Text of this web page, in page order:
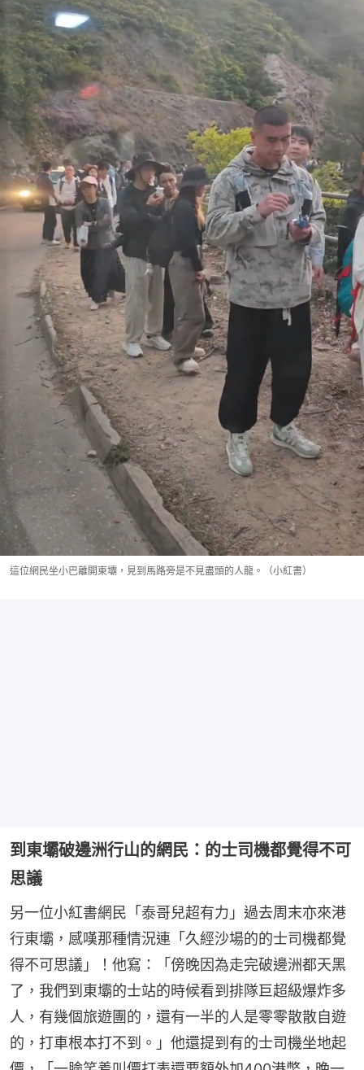
這位網民坐小巴離開東壩，見到馬路旁是不見盡頭的人龍。（小紅書）
到東壩破邊洲行山的網民：的士司機都覺得不可
思議
另一位小紅書網民「泰哥兒超有力」過去周末亦來港
行東壩，感嘆那種情況連「久經沙場的的士司機都覺
得不可思議」！他寫：「傍晚因為走完破邊洲都天黑
了，我們到東壩的士站的時候看到排隊巨超級爆炸多
人，有幾個旅遊團的，還有一半的人是零零散散自遊
的，打車根本打不到。」他還提到有的士司機坐地起